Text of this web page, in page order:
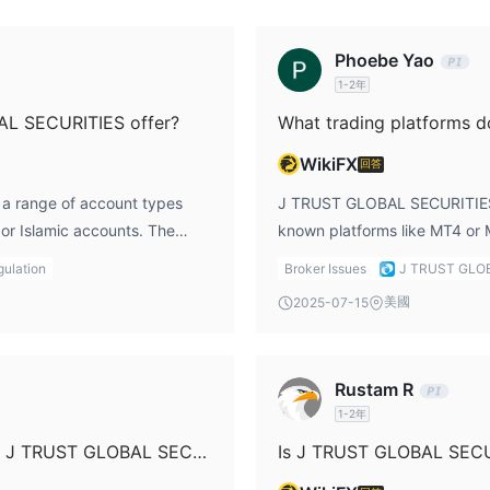
SECURITIES offer?
a range of account types
Islamic accounts. The
such as low-risk accounts
Phoebe Yao
1-2年
WikiFX 回答
J TRUST GLOBAL
known platforms like MT4 or
world. Instead, the
IPOs, and other specialized
limitation for traders
platform with global support
popular trading software
Broker Issues J TRUST
2025-07-15 美國
What trading instruments are available on J TRUST GLOBAL SECURITIES?
Rustam R
1-2年
Is J TRUST GLOBAL